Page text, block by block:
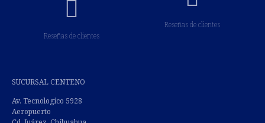
Reseñas de clientes
Reseñas de clientes
SUCURSAL CENTENO
Av. Tecnologico 5928
Aeropuerto